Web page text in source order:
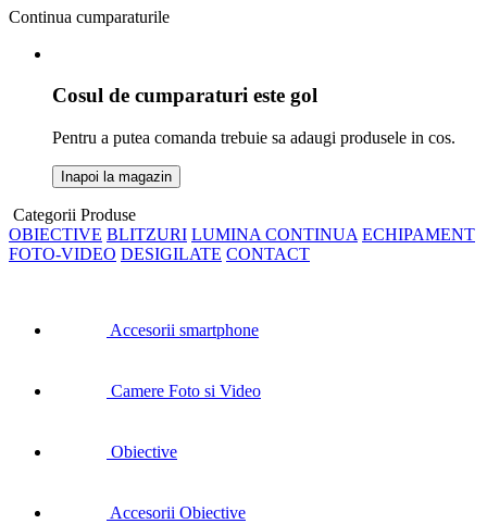
Continua cumparaturile
Cosul de cumparaturi este gol
Pentru a putea comanda trebuie sa adaugi produsele in cos.
Inapoi la magazin
Categorii Produse
OBIECTIVE BLITZURI LUMINA CONTINUA ECHIPAMENT
FOTO-VIDEO DESIGILATE CONTACT
Accesorii smartphone
Camere Foto si Video
Obiective
Accesorii Obiective